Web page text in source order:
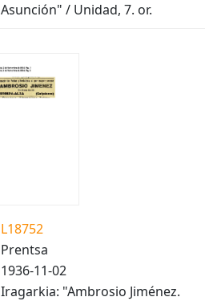
Asunción" / Unidad, 7. or.
L18752
Prentsa
1936-11-02
Iragarkia: "Ambrosio Jiménez.